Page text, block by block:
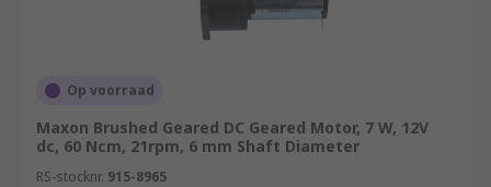
Op voorraad
Maxon Brushed Geared DC Geared Motor, 7 W, 12V
dc, 60 Ncm, 21rpm, 6 mm Shaft Diameter
RS-stocknr. 915-8965